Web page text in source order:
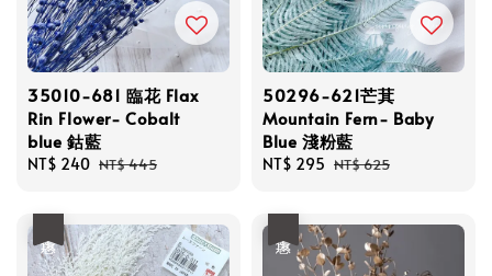
35010-681 臨花 Flax
Rin Flower- Cobalt
blue 鈷藍
Sale
NT$ 240 Regular
NT$ 445
50296-621芒萁
Mountain Fern- Baby
Blue 淺粉藍
Sale
NT$ 295 Regular
NT$ 625